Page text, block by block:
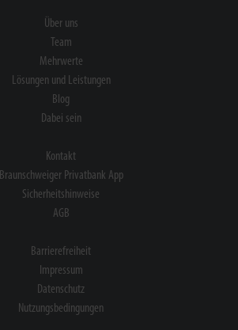
Über uns
Team
Mehrwerte
Lösungen und Leistungen
Blog
Dabei sein
Kontakt
Braunschweiger Privatbank App
Sicherheitshinweise
AGB
Barrierefreiheit
Impressum
Datenschutz
Nutzungsbedingungen